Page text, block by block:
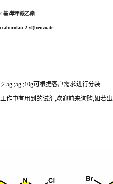
基)苯甲酸乙酯
2-yl)benzoate
;5g ;10g可根据客户需求进行分装
作中有用到的试剂,欢迎前来询购,如若